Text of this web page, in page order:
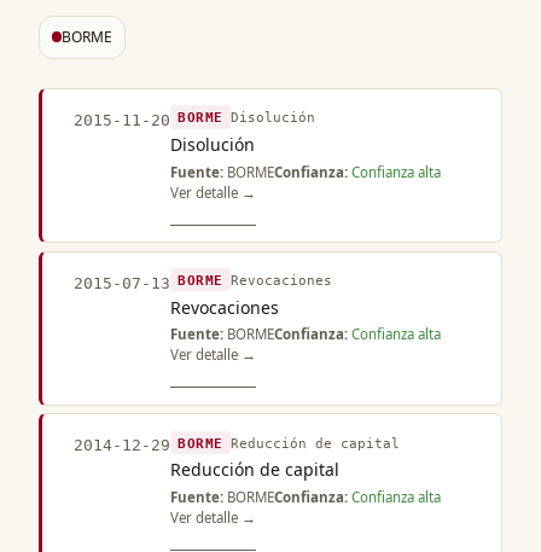
BORME
2015-11-20 BORME Disolución
Disolución
Fuente: BORMEConfianza: Confianza alta
Ver detalle →
2015-07-13 BORME Revocaciones
Revocaciones
Fuente: BORMEConfianza: Confianza alta
Ver detalle →
2014-12-29 BORME Reducción de capital
Reducción de capital
Fuente: BORMEConfianza: Confianza alta
Ver detalle →